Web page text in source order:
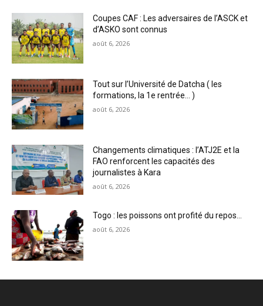
Coupes CAF : Les adversaires de l’ASCK et
d’ASKO sont connus
août 6, 2026
Tout sur l’Université de Datcha ( les
formations, la 1e rentrée… )
août 6, 2026
Changements climatiques : l’ATJ2E et la
FAO renforcent les capacités des
journalistes à Kara
août 6, 2026
Togo : les poissons ont profité du repos…
août 6, 2026